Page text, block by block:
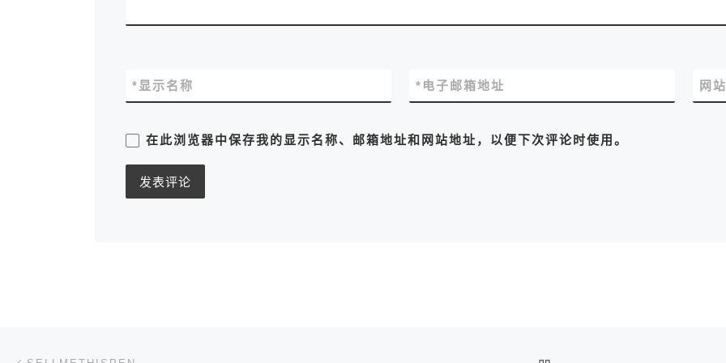
显示名称
* 电子邮箱地址
* 网
在此浏览器中保存我的显示名称、邮箱地址和网站地址，以便下次评论时使用。
文章导航